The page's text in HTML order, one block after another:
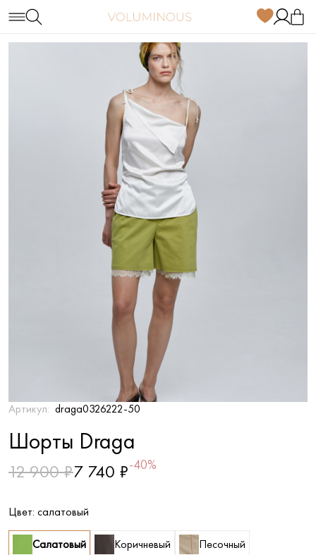
Артикул: draga0326222-50
Шорты Draga
12 900 ₽7 740 ₽-40%
Цвет: салатовый
Салатовый Коричневый Песочный